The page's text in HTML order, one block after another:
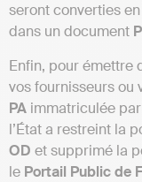
seront converties
dans un document
Enfin, pour émettre
vos fournisseurs ou
PA immatriculée
l’État a restreint la
OD et supprimé la
le Portail Public de